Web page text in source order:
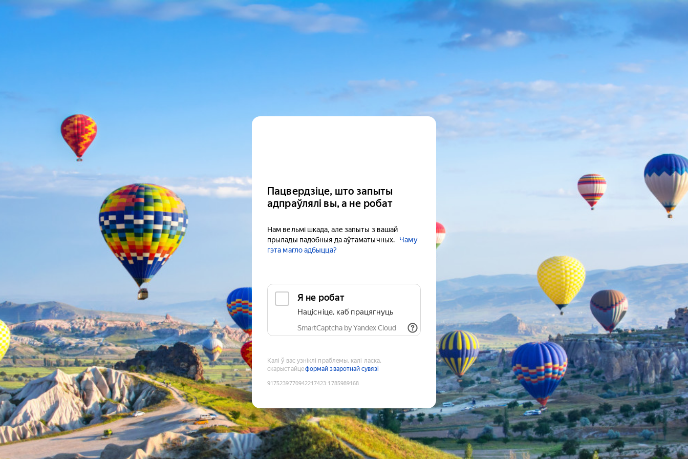
Пацвердзіце, што запыты
адпраўлялі вы, а не робат
Нам вельмі шкада, але запыты з вашай
прылады падобныя да аўтаматычных.
Чаму
гэта магло адбыцца?
Я не робат
Націсніце, каб працягнуць
SmartCaptcha by Yandex Cloud
Калі ў вас узніклі праблемы, калі ласка,
скарыстайцеформай зваротнай сувязі
9175239770942217423:1785989168